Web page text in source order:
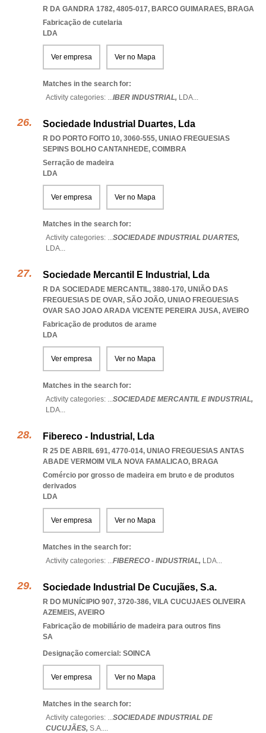
R DA GANDRA 1782, 4805-017, BARCO GUIMARAES, BRAGA
Fabricação de cutelaria
LDA
Ver empresa Ver no Mapa
Matches in the search for:
Activity categories: ...IBER INDUSTRIAL, LDA...
Sociedade Industrial Duartes, Lda
R DO PORTO FOITO 10, 3060-555, UNIAO FREGUESIAS
SEPINS BOLHO CANTANHEDE, COIMBRA
Serração de madeira
LDA
Ver empresa Ver no Mapa
Matches in the search for:
Activity categories: ...SOCIEDADE INDUSTRIAL DUARTES,
LDA...
Sociedade Mercantil E Industrial, Lda
R DA SOCIEDADE MERCANTIL, 3880-170, UNIÃO DAS
FREGUESIAS DE OVAR, SÃO JOÃO, UNIAO FREGUESIAS
OVAR SAO JOAO ARADA VICENTE PEREIRA JUSA, AVEIRO
Fabricação de produtos de arame
LDA
Ver empresa Ver no Mapa
Matches in the search for:
Activity categories: ...SOCIEDADE MERCANTIL E INDUSTRIAL,
LDA...
Fibereco - Industrial, Lda
R 25 DE ABRIL 691, 4770-014, UNIAO FREGUESIAS ANTAS
ABADE VERMOIM VILA NOVA FAMALICAO, BRAGA
Comércio por grosso de madeira em bruto e de produtos
derivados
LDA
Ver empresa Ver no Mapa
Matches in the search for:
Activity categories: ...FIBERECO - INDUSTRIAL, LDA...
Sociedade Industrial De Cucujães, S.a.
R DO MUNÍCIPIO 907, 3720-386, VILA CUCUJAES OLIVEIRA
AZEMEIS, AVEIRO
Fabricação de mobiliário de madeira para outros fins
SA
Designação comercial: SOINCA
Ver empresa Ver no Mapa
Matches in the search for:
Activity categories: ...SOCIEDADE INDUSTRIAL DE
CUCUJÃES, S.A....